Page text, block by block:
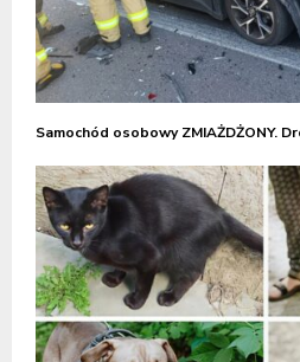
Samochód osobowy ZMIAŻDŻONY.